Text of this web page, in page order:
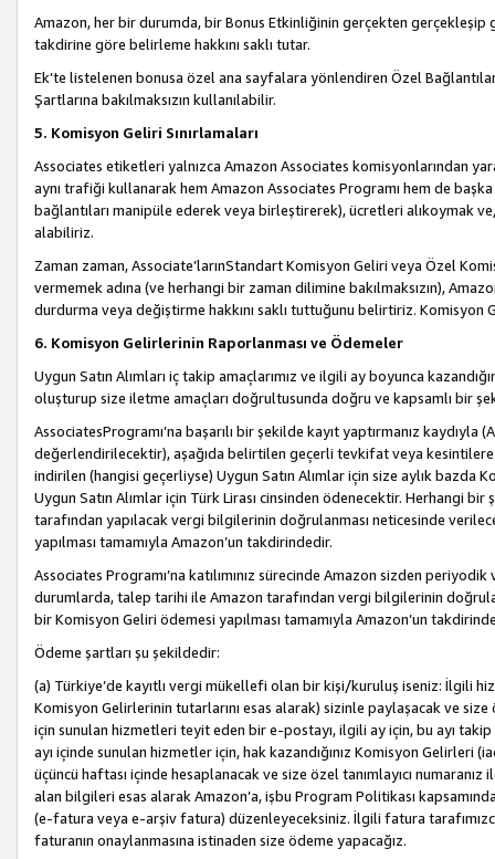
Amazon, her bir durumda, bir Bonus Etkinliğinin gerçekten gerçekleşip
takdirine göre belirleme hakkını saklı tutar.
Ek’te listelenen bonusa özel ana sayfalara yönlendiren Özel
Şartlarına bakılmaksızın kullanılabilir.
5. Komisyon Geliri Sınırlamaları
Associates etiketleri yalnızca Amazon Associates komisyonlarından
aynı trafiği kullanarak hem Amazon Associates Programı hem de
bağlantıları manipüle ederek veya birleştirerek), ücretleri alıkoymak
alabiliriz.
Zaman zaman, Associate’larınStandart Komisyon Geliri veya Özel
vermemek adına (ve herhangi bir zaman dilimine bakılmaksızın),
durdurma veya değiştirme hakkını saklı tuttuğunu belirtiriz. Komisyon
6. Komisyon Gelirlerinin Raporlanması ve Ödemeler
Uygun Satın Alımları iç takip amaçlarımız ve ilgili ay boyunca
oluşturup size iletme amaçları doğrultusunda doğru ve kapsamlı bir
AssociatesProgramı’na başarılı bir şekilde kayıt yaptırmanız
değerlendirilecektir), aşağıda belirtilen geçerli tevkifat veya
indirilen (hangisi geçerliyse) Uygun Satın Alımlar için size aylık
Uygun Satın Alımlar için Türk Lirası cinsinden ödenecektir. Herhangi
tarafından yapılacak vergi bilgilerinin doğrulanması neticesinde
yapılması tamamıyla Amazon’un takdirindedir.
Associates Programı’na katılımınız sürecinde Amazon sizden
durumlarda, talep tarihi ile Amazon tarafından vergi bilgilerinin
bir Komisyon Geliri ödemesi yapılması tamamıyla Amazon’un
Ödeme şartları şu şekildedir:
(a) Türkiye’de kayıtlı vergi mükellefi olan bir kişi/kuruluş iseniz: İlgili
Komisyon Gelirlerinin tutarlarını esas alarak) sizinle paylaşacak ve
için sunulan hizmetleri teyit eden bir e-postayı, ilgili ay için, bu ayı
ayı içinde sunulan hizmetler için, hak kazandığınız Komisyon Gelirleri
üçüncü haftası içinde hesaplanacak ve size özel tanımlayıcı
alan bilgileri esas alarak Amazon’a, işbu Program Politikası
(e-fatura veya e-arşiv fatura) düzenleyeceksiniz. İlgili fatura
faturanın onaylanmasına istinaden size ödeme yapacağız.